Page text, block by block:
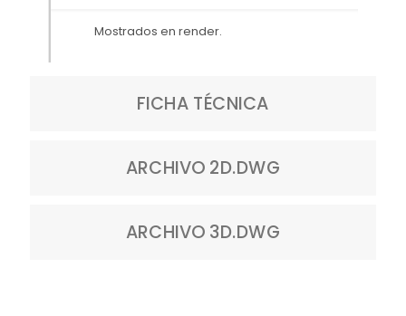
Mostrados en render.
FICHA TÉCNICA
ARCHIVO 2D.DWG
ARCHIVO 3D.DWG